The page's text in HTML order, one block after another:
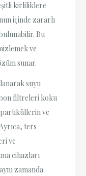
kirliliklere
içinde zararlı
Bu
ve
sunar.
suyu
filtreleri koku
ve
ters
ve
cihazları
zamanda